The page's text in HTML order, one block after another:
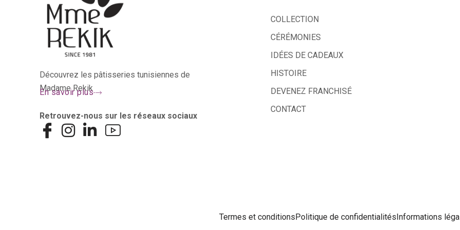
Découvrez les pâtisseries tunisiennes de
Madame Rekik
En savoir plus
Retrouvez-nous sur les réseaux sociaux
COLLECTION
CÉRÉMONIES
IDÉES DE CADEAUX
HISTOIRE
DEVENEZ FRANCHISÉ
CONTACT
Termes et conditionsPolitique de confidentialitésInformations